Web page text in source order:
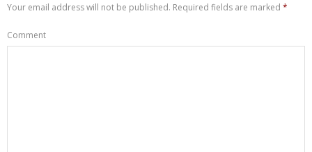
Your email address will not be published. Required fields are marked *
Comment